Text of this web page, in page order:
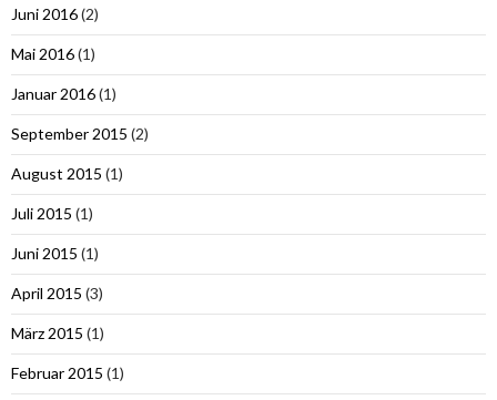
Juni 2016(2)
Mai 2016(1)
Januar 2016(1)
September 2015 (2)
August 2015 (1)
Juli 2015 (1)
Juni 2015 (1)
April 2015 (3)
März 2015 (1)
Februar 2015 (1)